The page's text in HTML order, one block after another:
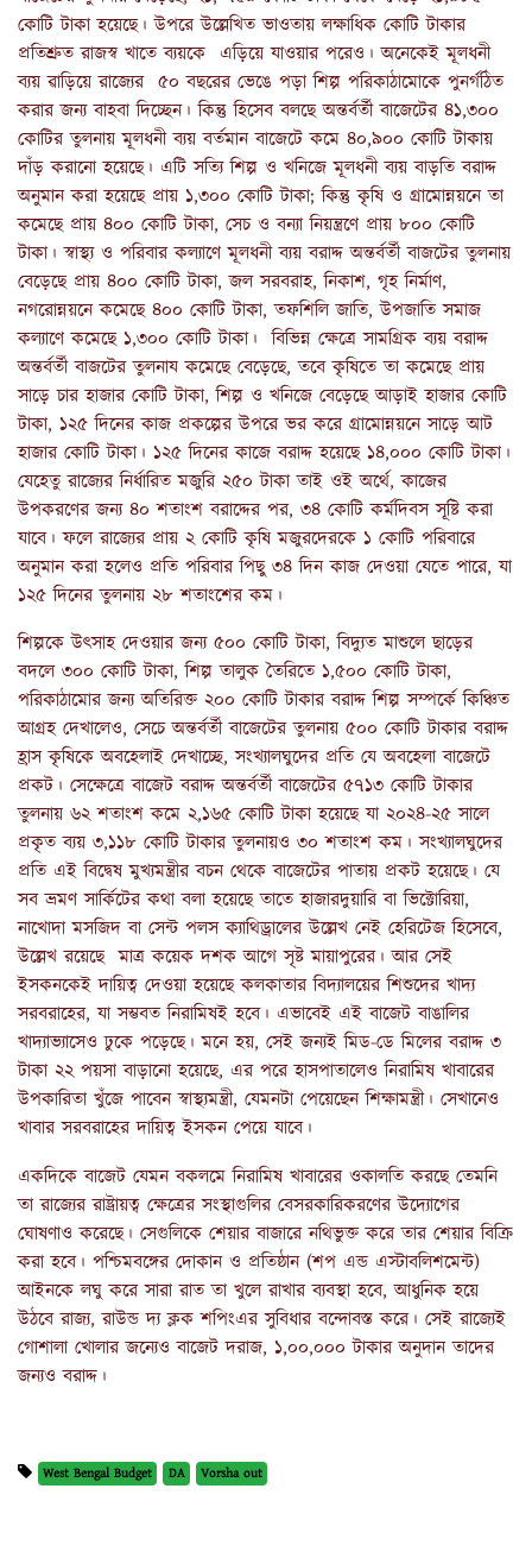
কোটি টাকা হয়েছে। উপরে উল্লেখিত ভাওতায় লক্ষাধিক কোটি টাকার
প্রতিশ্রুত রাজস্ব খাতে ব্যয়কে এড়িয়ে যাওয়ার পরেও। অনেকেই মূলধনী
ব্যয় ৱাড়িয়ে রাজ্যের ৫০ বছরের ভেঙে পড়া শিল্প পরিকাঠামোকে পুনর্গঠিত
করার জন্য বাহবা দিচ্ছেন। কিন্তু হিসেব বলছে অন্তর্বর্তী বাজেটের ৪১,৩০০
কোটির তুলনায় মূলধনী ব্যয় বর্তমান বাজেটে কমে ৪০,৯০০ কোটি টাকায়
দাঁড় করানো হয়েছে। এটি সত্যি শিল্প ও খনিজে মূলধনী ব্যয় বাড়তি বরাদ্দ
অনুমান করা হয়েছে প্রায় ১,৩০০ কোটি টাকা; কিন্তু কৃষি ও গ্রামোন্নয়নে তা
কমেছে প্রায় ৪০০ কোটি টাকা, সেচ ও বন্যা নিয়ন্ত্রণে প্রায় ৮০০ কোটি
টাকা। স্বাস্থ্য ও পরিবার কল্যাণে মূলধনী ব্যয় বরাদ্দ অন্তর্বর্তী বাজটের তুলনায়
বেড়েছে প্রায় ৪০০ কোটি টাকা, জল সরবরাহ, নিকাশ, গৃহ নির্মাণ,
নগরোন্নয়নে কমেছে ৪০০ কোটি টাকা, তফশিলি জাতি, উপজাতি সমাজ
কল্যাণে কমেছে ১,৩০০ কোটি টাকা। বিভিন্ন ক্ষেত্রে সামগ্রিক ব্যয় বরাদ্দ
অন্তর্বর্তী বাজটের তুলনায কমেছে বেড়েছে, তবে কৃষিতে তা কমেছে প্রায়
সাড়ে চার হাজার কোটি টাকা, শিল্প ও খনিজে বেড়েছে আড়াই হাজার কোটি
টাকা, ১২৫ দিনের কাজ প্রকল্পের উপরে ভর করে গ্রামোন্নয়নে সাড়ে আট
হাজার কোটি টাকা। ১২৫ দিনের কাজে বরাদ্দ হয়েছে ১৪,০০০ কোটি টাকা।
যেহেতু রাজ্যের নির্ধারিত মজুরি ২৫০ টাকা তাই ওই অর্থে, কাজের
উপকরণের জন্য ৪০ শতাংশ বরাদ্দের পর, ৩৪ কোটি কর্মদিবস সূষ্টি করা
যাবে। ফলে রাজ্যের প্রায় ২ কোটি কৃষি মজুরদেরকে ১ কোটি পরিবারে
অনুমান করা হলেও প্রতি পরিবার পিছু ৩৪ দিন কাজ দেওয়া যেতে পারে, যা
১২৫ দিনের তুলনায় ২৮ শতাংশের কম।
শিল্পকে উৎসাহ দেওয়ার জন্য ৫০০ কোটি টাকা, বিদ্যুত মাশুলে ছাড়ের
বদলে ৩০০ কোটি টাকা, শিল্প তালুক তৈরিতে ১,৫০০ কোটি টাকা,
পরিকাঠামোর জন্য অতিরিক্ত ২০০ কোটি টাকার বরাদ্দ শিল্প সম্পর্কে কিঞ্চিত
আগ্রহ দেখালেও, সেচে অন্তর্বর্তী বাজেটের তুলনায় ৫০০ কোটি টাকার বরাদ্দ
হ্রাস কৃষিকে অবহেলাই দেখাচ্ছে, সংখ্যালঘুদের প্রতি যে অবহেলা বাজেটে
প্রকট। সেক্ষেত্রে বাজেট বরাদ্দ অন্তর্বর্তী বাজেটের ৫৭১৩ কোটি টাকার
তুলনায় ৬২ শতাংশ কমে ২,১৬৫ কোটি টাকা হয়েছে যা ২০২৪-২৫ সালে
প্রকৃত ব্যয় ৩,১১৮ কোটি টাকার তুলনায়ও ৩০ শতাংশ কম। সংখ্যালঘুদের
প্রতি এই বিদ্বেষ মুখ্যমন্ত্রীর বচন থেকে বাজেটের পাতায় প্রকট হয়েছে। যে
সব ভ্রমণ সার্কিটের কথা বলা হয়েছে তাতে হাজারদুয়ারি বা ভিক্টোরিয়া,
নাখোদা মসজিদ বা সেন্ট পলস ক্যাথিড্রালের উল্লেখ নেই হেরিটেজ হিসেবে,
উল্লেখ রয়েছে মাত্র কয়েক দশক আগে সৃষ্ট মায়াপুরের। আর সেই
ইসকনকেই দায়িত্ব দেওয়া হয়েছে কলকাতার বিদ্যালয়ের শিশুদের খাদ্য
সরবরাহের, যা সম্ভবত নিরামিষই হবে। এভাবেই এই বাজেট বাঙালির
খাদ্যাভ্যাসেও ঢুকে পড়েছে। মনে হয়, সেই জন্যই মিড-ডে মিলের বরাদ্দ ৩
টাকা ২২ পয়সা বাড়ানো হয়েছে, এর পরে হাসপাতালেও নিরামিষ খাবারের
উপকারিতা খুঁজে পাবেন স্বাস্থ্যমন্ত্রী, যেমনটা পেয়েছেন শিক্ষামন্ত্রী। সেখানেও
খাবার সরবরাহের দায়িত্ব ইসকন পেয়ে যাবে।
একদিকে বাজেট যেমন বকলমে নিরামিষ খাবারের ওকালতি করছে তেমনি
তা রাজ্যের রাষ্ট্রায়ত্ব ক্ষেত্রের সংস্থাগুলির বেসরকারিকরণের উদ্যোগের
ঘোষণাও করেছে। সেগুলিকে শেয়ার বাজারে নথিভুক্ত করে তার শেয়ার বিক্রি
করা হবে। পশ্চিমবঙ্গের দোকান ও প্রতিষ্ঠান (শপ এন্ড এস্টাবলিশমেন্ট)
আইনকে লঘু করে সারা রাত তা খুলে রাখার ব্যবস্থা হবে, আধুনিক হয়ে
উঠবে রাজ্য, রাউন্ড দ্য ক্লক শপিংএর সুবিধার বন্দোবস্ত করে। সেই রাজ্যেই
গোশালা খোলার জন্যেও বাজেট দরাজ, ১,০০,০০০ টাকার অনুদান তাদের
জন্যও বরাদ্দ।
West Bengal Budget DA Vorsha out